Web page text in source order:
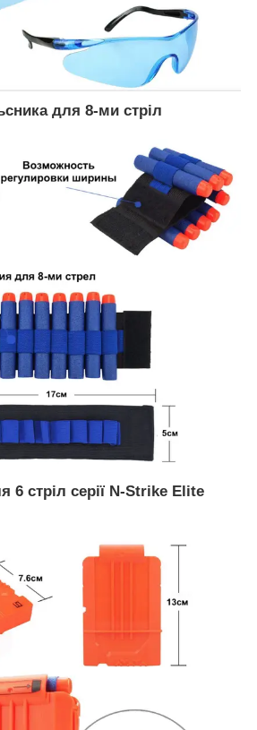
для 8-ми стріл
6 стріл серії N-Strike Elite